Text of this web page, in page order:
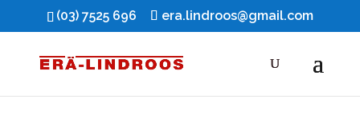
(03) 7525 696 era.lindroos@gmail.com